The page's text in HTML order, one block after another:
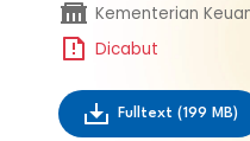
Kementerian
Dicabut
Fulltext (199 MB)